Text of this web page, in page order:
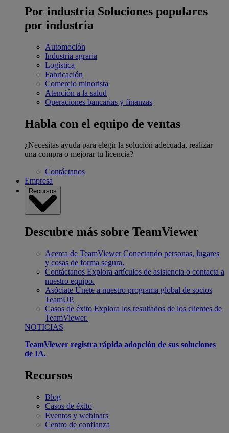
Por industria Soluciones populares
por industria
Automoción
Industria agraria
Logística
Fabricación
Comercio minorista
Atención a la salud
Operaciones bancarias y finanzas
Habla con el equipo de ventas
¿Necesitas ayuda para elegir la solución adecuada, realizar
una compra o mejorar tu licencia?
Contáctanos
Empresa
Recursos
Descubre más sobre TeamViewer
Acerca de TeamViewer Conectando personas, lugares
y cosas de forma segura.
Contáctanos Explora artículos de asistencia o contacta a
nuestro equipo.
Asóciate Únete a nuestro programa global de socios
TeamUP.
Casos de éxito Explora los resultados de los clientes de
TeamViewer.
NOTICIAS
TeamViewer registra rápida adopción de sus soluciones
de IA.
Recursos
Blog
Casos de éxito
Eventos y webinars
Centro de confianza